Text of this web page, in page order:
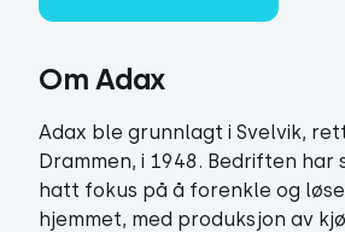
Om Adax
Adax ble grunnlagt i Svelvik,
Drammen, i 1948. Bedriften har
hatt fokus på å forenkle og
hjemmet, med produksjon av